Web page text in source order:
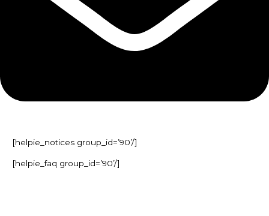
[helpie_notices group_id=’90’/]
[helpie_faq group_id=’90’/]